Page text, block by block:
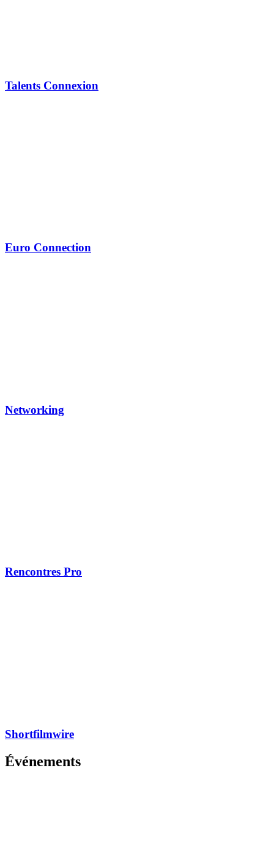
Talents Connexion
Euro Connection
Networking
Rencontres Pro
Shortfilmwire
Événements